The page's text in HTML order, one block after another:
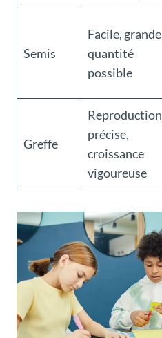
Semis
Facile, grande
quantité
possible
Greffe
Reproduction
précise,
croissance
vigoureuse